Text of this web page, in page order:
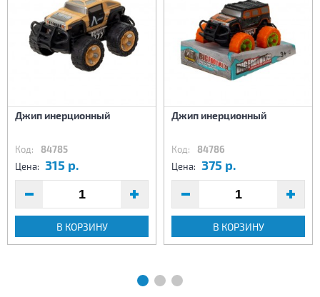
Джип инерционный
Код: 84785
Цена: 315 р.
В КОРЗИНУ
Джип инерционный
Код: 84786
Цена: 375 р.
В КОРЗИНУ